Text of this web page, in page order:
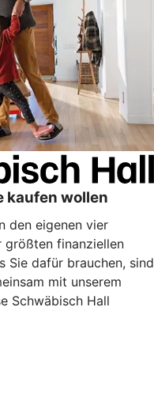
kaufen wollen
den eigenen vier
größten finanziellen
Sie dafür brauchen, sind
mit unserem
Schwäbisch Hall